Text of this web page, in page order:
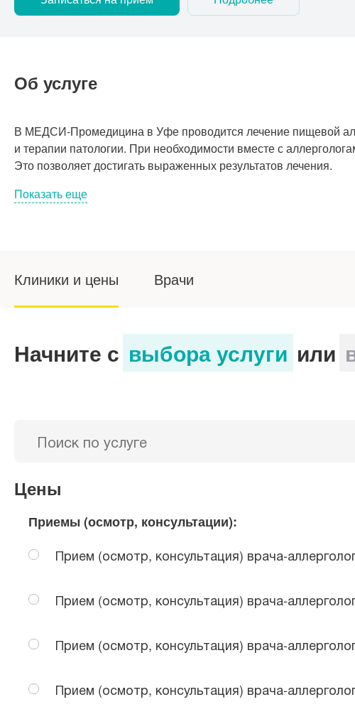
Об услуге
В МЕДСИ-Промедицина в Уфе проводится лечение пищевой
и терапии патологии. При необходимости вместе с
Это позволяет достигать выраженных результатов лечения.
Симптомы пищевой аллергии
Причины пищевой аллергии
Лечение пищевой аллергии
Преимущества обращения в МЕДСИ-
Показать еще
Клиники и цены Врачи
Начните с выбора услуги или
Цены
Приемы (осмотр, консультации):
Прием (осмотр, консультация) врача-
Прием (осмотр, консультация) врача-
Прием (осмотр, консультация) врача-
Прием (осмотр, консультация) врача-